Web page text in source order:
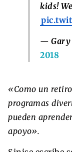
kids!
— Gary
2018
«Como un
programas
pueden
apoyo».